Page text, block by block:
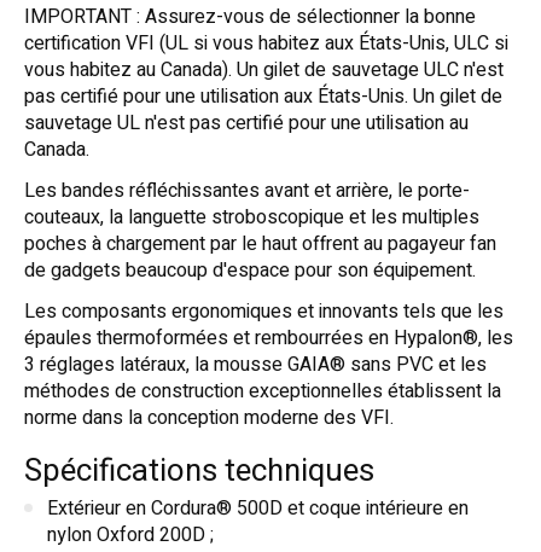
IMPORTANT : Assurez-vous de sélectionner la bonne
certification VFI (UL si vous habitez aux États-Unis, ULC si
vous habitez au Canada). Un gilet de sauvetage ULC n'est
pas certifié pour une utilisation aux États-Unis. Un gilet de
sauvetage UL n'est pas certifié pour une utilisation au
Canada.
Les bandes réfléchissantes avant et arrière, le porte-
couteaux, la languette stroboscopique et les multiples
poches à chargement par le haut offrent au pagayeur fan
de gadgets beaucoup d'espace pour son équipement.
Les composants ergonomiques et innovants tels que les
épaules thermoformées et rembourrées en Hypalon®, les
3 réglages latéraux, la mousse GAIA® sans PVC et les
méthodes de construction exceptionnelles établissent la
norme dans la conception moderne des VFI.
Spécifications techniques
Extérieur en Cordura® 500D et coque intérieure en
nylon Oxford 200D ;